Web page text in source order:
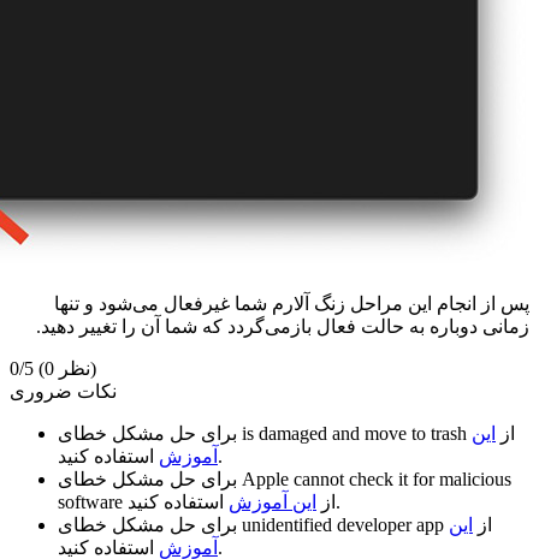
پس از انجام این مراحل زنگ آلارم شما غیرفعال ‌می‌شود و تنها
زمانی دوباره به حالت فعال بازمی‌گردد که شما آن را تغییر دهید.
0/5
(0 نظر)
نکات ضروری
is damaged and move to trash از
این
آموزش استفاده کنید.
Apple cannot check it for malicious
software
از این آموزش
استفاده کنید.
unidentified developer app از
این
آموزش استفاده کنید.